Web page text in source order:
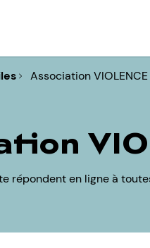
Association VIOLENCE
répondent en ligne à